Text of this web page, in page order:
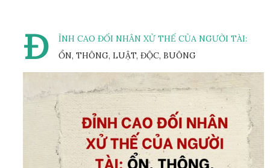
Đ
ỈNH CAO ĐỐI NHÂN XỬ THẾ CỦA NGƯỜI TÀI:
ỔN, THÔNG, LUẬT, ĐỘC, BUÔNG